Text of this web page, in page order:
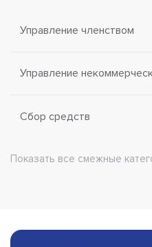
Управление членством
Управление
Сбор средств
Показать все смежные